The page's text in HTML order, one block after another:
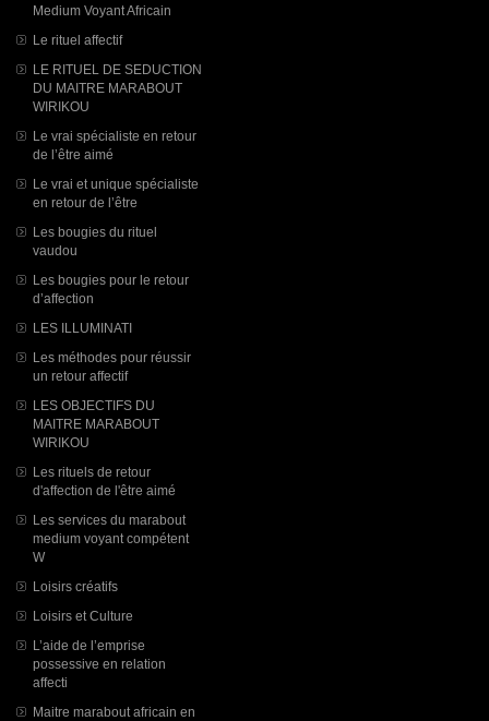
Medium Voyant Africain
Le rituel affectif
LE RITUEL DE SEDUCTION
DU MAITRE MARABOUT
WIRIKOU
Le vrai spécialiste en retour
de l’être aimé
Le vrai et unique spécialiste
en retour de l’être
Les bougies du rituel
vaudou
Les bougies pour le retour
d’affection
LES ILLUMINATI
Les méthodes pour réussir
un retour affectif
LES OBJECTIFS DU
MAITRE MARABOUT
WIRIKOU
Les rituels de retour
d'affection de l'être aimé
Les services du marabout
medium voyant compétent
W
Loisirs créatifs
Loisirs et Culture
L’aide de l’emprise
possessive en relation
affecti
Maitre marabout africain en